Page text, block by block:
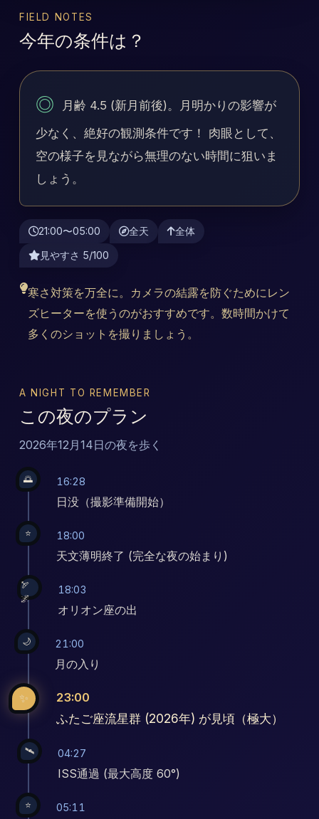
FIELD NOTES
今年の条件は？
◎
月齢 4.5 (新月前後)。月明かりの影響が
少なく、絶好の観測条件です！ 肉眼として、
空の様子を見ながら無理のない時間に狙いま
しょう。
21:00〜05:00 全天
全体
見やすさ 5/100
寒さ対策を万全に。カメラの結露を防ぐためにレン
ズヒーターを使うのがおすすめです。数時間かけて
多くのショットを撮りましょう。
A NIGHT TO REMEMBER
この夜のプラン
2026年12月14日の夜を歩く
🌅 16:28
日没（撮影準備開始）
⭐ 18:00
天文薄明終了 (完全な夜の始まり)
🏹
🌌
18:03
オリオン座の出
🌙 21:00
月の入り
✨ 23:00
ふたご座流星群 (2026年) が見頃（極大）
🛰️ 04:27
ISS通過 (最大高度 60°)
⭐ 05:11